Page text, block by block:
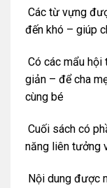
Các từ vựng
đến khó – giúp
Có các mẩu hội
giản – để cha
cùng bé
Cuối sách có
năng liên tưởng
Nội dung được